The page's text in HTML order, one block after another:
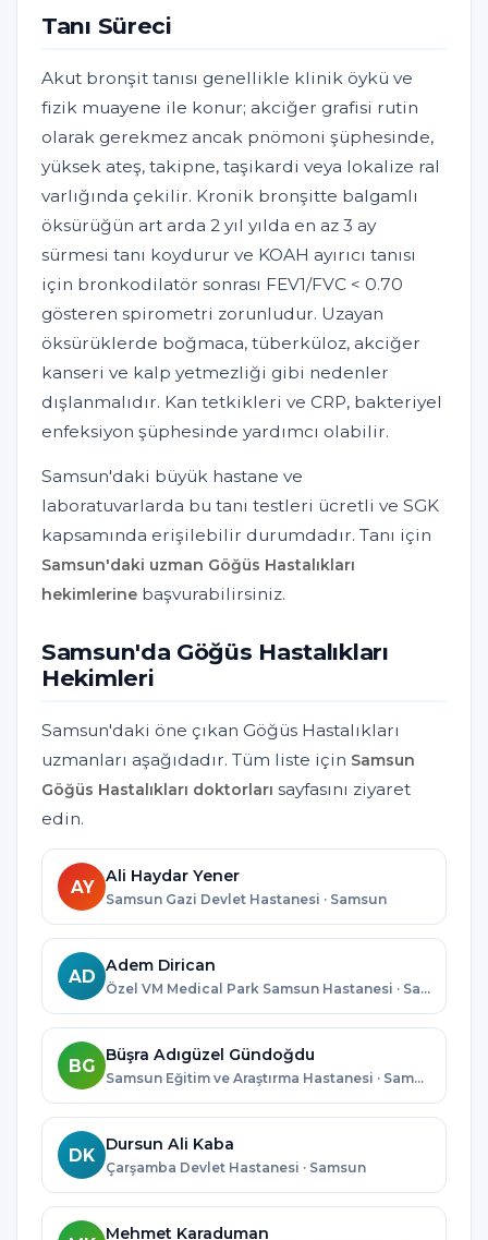
Tanı Süreci
Akut bronşit tanısı genellikle klinik öykü ve
fizik muayene ile konur; akciğer grafisi rutin
olarak gerekmez ancak pnömoni şüphesinde,
yüksek ateş, takipne, taşikardi veya lokalize ral
varlığında çekilir. Kronik bronşitte balgamlı
öksürüğün art arda 2 yıl yılda en az 3 ay
sürmesi tanı koydurur ve KOAH ayırıcı tanısı
için bronkodilatör sonrası FEV1/FVC < 0.70
gösteren spirometri zorunludur. Uzayan
öksürüklerde boğmaca, tüberküloz, akciğer
kanseri ve kalp yetmezliği gibi nedenler
dışlanmalıdır. Kan tetkikleri ve CRP, bakteriyel
enfeksiyon şüphesinde yardımcı olabilir.
Samsun'daki büyük hastane ve
laboratuvarlarda bu tanı testleri ücretli ve SGK
kapsamında erişilebilir durumdadır. Tanı için
Samsun'daki uzman Göğüs Hastalıkları
hekimlerine başvurabilirsiniz.
Samsun'da Göğüs Hastalıkları
Hekimleri
Samsun'daki öne çıkan Göğüs Hastalıkları
uzmanları aşağıdadır. Tüm liste için Samsun
Göğüs Hastalıkları doktorları sayfasını ziyaret
edin.
AY
Ali Haydar Yener
Samsun Gazi Devlet Hastanesi · Samsun
AD
Adem Dirican
Özel VM Medical Park Samsun Hastanesi · Samsun
BG
Büşra Adıgüzel Gündoğdu
Samsun Eğitim ve Araştırma Hastanesi · Samsun
DK
Dursun Ali Kaba
Çarşamba Devlet Hastanesi · Samsun
Mehmet Karaduman